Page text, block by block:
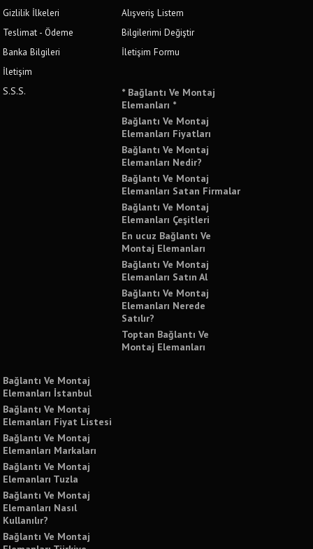
Gizlilik İlkeleri
Teslimat - Ödeme
Banka Bilgileri
İletişim
S.S.S.
Alışveriş Listem
Bilgilerimi Değiştir
İletişim Formu
* Bağlantı Ve Montaj
Elemanları *
Bağlantı Ve Montaj
Elemanları Fiyatları
Bağlantı Ve Montaj
Elemanları Nedir?
Bağlantı Ve Montaj
Elemanları Satan Firmalar
Bağlantı Ve Montaj
Elemanları Çeşitleri
En ucuz Bağlantı Ve
Montaj Elemanları
Bağlantı Ve Montaj
Elemanları Satın Al
Bağlantı Ve Montaj
Elemanları Nerede
Satılır?
Toptan Bağlantı Ve
Montaj Elemanları
Bağlantı Ve Montaj
Elemanları İstanbul
Bağlantı Ve Montaj
Elemanları Fiyat Listesi
Bağlantı Ve Montaj
Elemanları Markaları
Bağlantı Ve Montaj
Elemanları Tuzla
Bağlantı Ve Montaj
Elemanları Nasıl
Kullanılır?
Bağlantı Ve Montaj